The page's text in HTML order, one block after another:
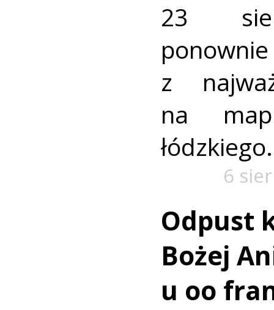
23
z
na
łódzkiego.
6
Odpust
Bożej
u oo